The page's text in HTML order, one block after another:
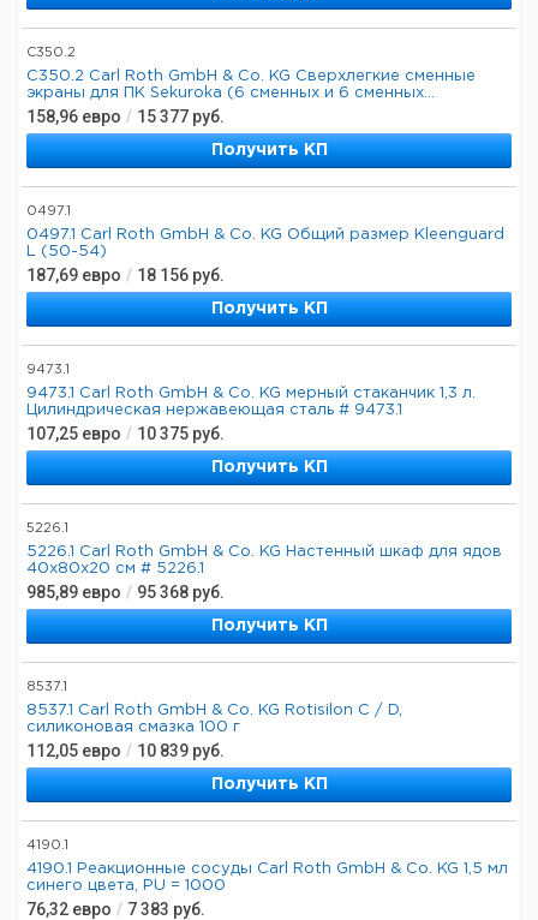
C350.2
C350.2 Carl Roth GmbH & Co. KG Сверхлегкие сменные
экраны для ПК Sekuroka (6 сменных и 6 сменных...
158,96 евро / 15 377 руб.
Получить КП
0497.1
0497.1 Carl Roth GmbH & Co. KG Общий размер Kleenguard
L (50-54)
187,69 евро / 18 156 руб.
Получить КП
9473.1
9473.1 Carl Roth GmbH & Co. KG мерный стаканчик 1,3 л.
Цилиндрическая нержавеющая сталь # 9473.1
107,25 евро / 10 375 руб.
Получить КП
5226.1
5226.1 Carl Roth GmbH & Co. KG Настенный шкаф для ядов
40x80x20 см # 5226.1
985,89 евро / 95 368 руб.
Получить КП
8537.1
8537.1 Carl Roth GmbH & Co. KG Rotisilon C / D,
силиконовая смазка 100 г
112,05 евро / 10 839 руб.
Получить КП
4190.1
4190.1 Реакционные сосуды Carl Roth GmbH & Co. KG 1,5 мл
синего цвета, PU = 1000
76,32 евро / 7 383 руб.